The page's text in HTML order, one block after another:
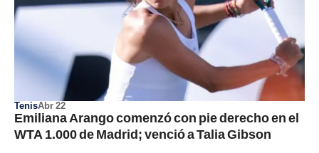
TenisAbr 22
Emiliana Arango comenzó con pie derecho en el
WTA 1.000 de Madrid; venció a Talia Gibson